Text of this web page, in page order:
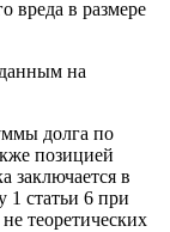
вреда в размере
на
долга по
позицией
заключается в
1 статьи 6 при
теоретических